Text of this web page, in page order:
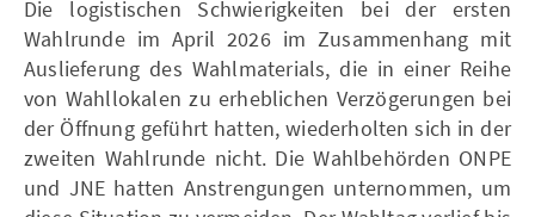
Die logistischen Schwierigkeiten bei der ersten
Wahlrunde im April 2026 im Zusammenhang mit
Auslieferung des Wahlmaterials, die in einer Reihe
von Wahllokalen zu erheblichen Verzögerungen bei
der Öffnung geführt hatten, wiederholten sich in der
zweiten Wahlrunde nicht. Die Wahlbehörden ONPE
und JNE hatten Anstrengungen unternommen, um